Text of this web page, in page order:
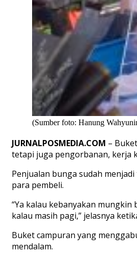
(Sumber foto: Hanung
JURNALPOSMEDIA.COM –
tetapi juga pengorbanan, kerja
Penjualan bunga sudah
para pembeli.
“Ya kalau kebanyakan
kalau masih pagi,” jelasnya
Buket campuran yang
mendalam.